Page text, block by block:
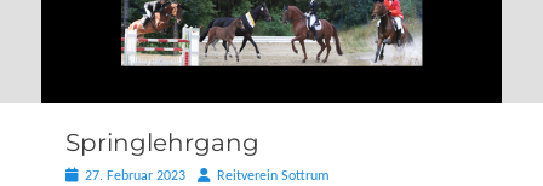
Springlehrgang
Posted27. Februar 2023 AutorReitverein Sottrum